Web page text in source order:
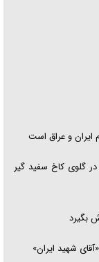
ایران و عراق است
در گلوی کاخ سفید گیر
بگیرد
شهید ایران»